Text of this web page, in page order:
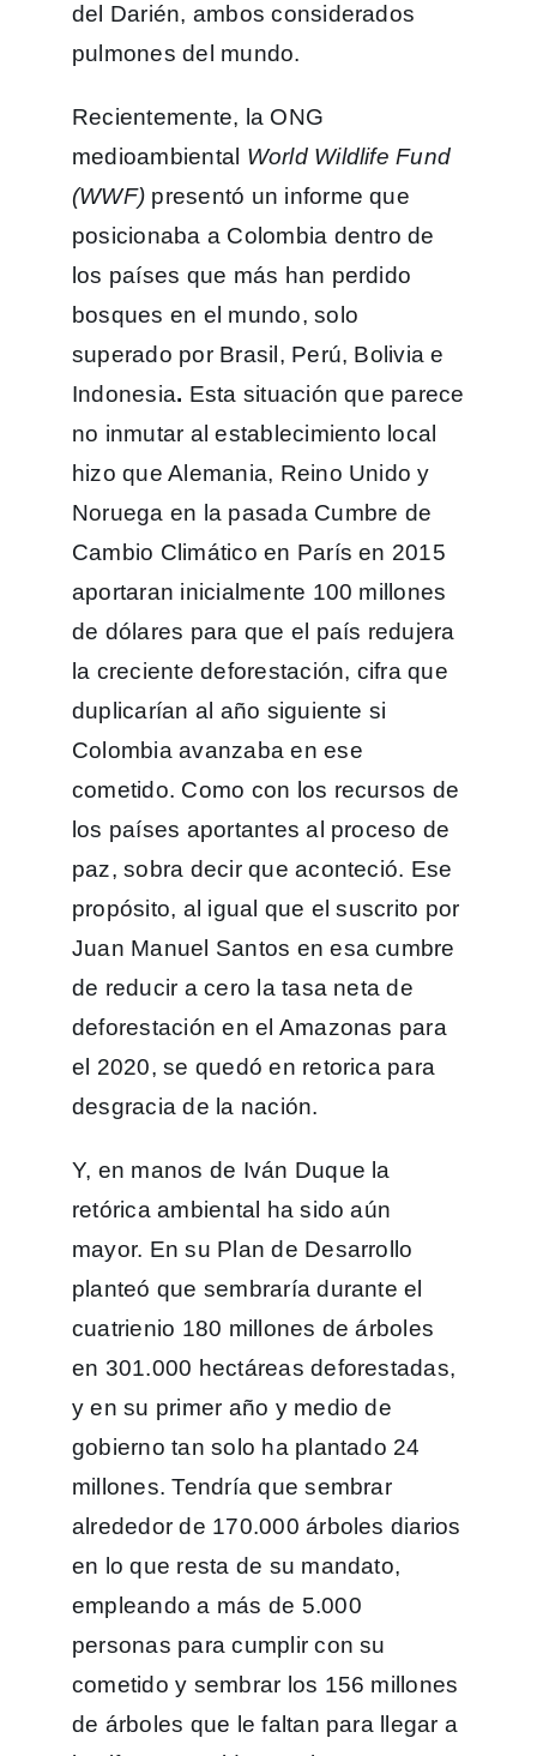
del Darién, ambos considerados
pulmones del mundo.
Recientemente, la ONG
medioambiental World Wildlife Fund
(WWF) presentó un informe que
posicionaba a Colombia dentro de
los países que más han perdido
bosques en el mundo, solo
superado por Brasil, Perú, Bolivia e
Indonesia. Esta situación que parece
no inmutar al establecimiento local
hizo que Alemania, Reino Unido y
Noruega en la pasada Cumbre de
Cambio Climático en París en 2015
aportaran inicialmente 100 millones
de dólares para que el país redujera
la creciente deforestación, cifra que
duplicarían al año siguiente si
Colombia avanzaba en ese
cometido. Como con los recursos de
los países aportantes al proceso de
paz, sobra decir que aconteció. Ese
propósito, al igual que el suscrito por
Juan Manuel Santos en esa cumbre
de reducir a cero la tasa neta de
deforestación en el Amazonas para
el 2020, se quedó en retorica para
desgracia de la nación.
Y, en manos de Iván Duque la
retórica ambiental ha sido aún
mayor. En su Plan de Desarrollo
planteó que sembraría durante el
cuatrienio 180 millones de árboles
en 301.000 hectáreas deforestadas,
y en su primer año y medio de
gobierno tan solo ha plantado 24
millones. Tendría que sembrar
alrededor de 170.000 árboles diarios
en lo que resta de su mandato,
empleando a más de 5.000
personas para cumplir con su
cometido y sembrar los 156 millones
de árboles que le faltan para llegar a